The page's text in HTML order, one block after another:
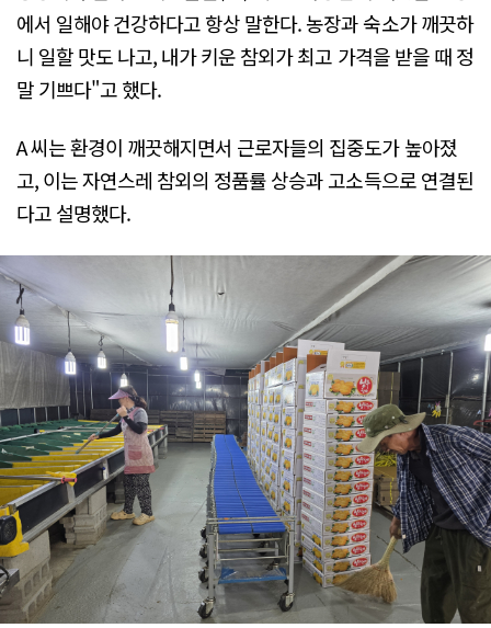
에서 일해야 건강하다고 항상 말한다. 농장과 숙소가 깨끗하
니 일할 맛도 나고, 내가 키운 참외가 최고 가격을 받을 때 정
말 기쁘다"고 했다.
A 씨는 환경이 깨끗해지면서 근로자들의 집중도가 높아졌
고, 이는 자연스레 참외의 정품률 상승과 고소득으로 연결된
다고 설명했다.